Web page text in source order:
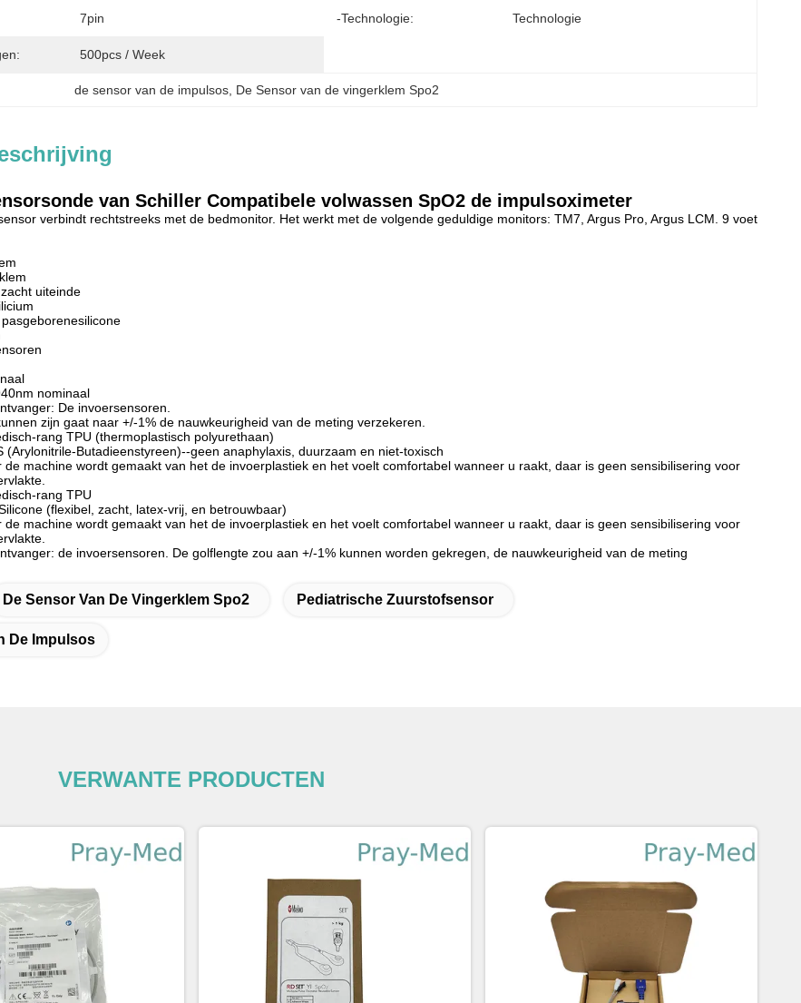
7pin -Technologie: Technologie
500pcs / Week
de sensor van de impulsos De Sensor van de vingerklem Spo2
van Schiller Compatibele volwassen SpO2 de impulsoximeter
verbindt rechtstreeks met de bedmonitor. Het werkt met de volgende geduldige monitors: TM7, Argus Pro, Argus LCM. 9 voet
uiteinde
nominaal
De invoersensoren.
zijn gaat naar +/-1% de nauwkeurigheid van de meting verzekeren.
rang TPU (thermoplastisch polyurethaan)
(Arylonitrile-Butadieenstyreen)--geen anaphylaxis, duurzaam en niet-toxisch
de machine wordt gemaakt van het de invoerplastiek en het voelt comfortabel wanneer u raakt, daar is geen sensibilisering voor
rang TPU
(flexibel, zacht, latex-vrij, en betrouwbaar)
de machine wordt gemaakt van het de invoerplastiek en het voelt comfortabel wanneer u raakt, daar is geen sensibilisering voor
de invoersensoren. De golflengte zou aan +/-1% kunnen worden gekregen, de nauwkeurigheid van de meting
De Sensor Van De Vingerklem Spo2 Pediatrische Zuurstofsensor
De Impulsos
VERWANTE PRODUCTEN